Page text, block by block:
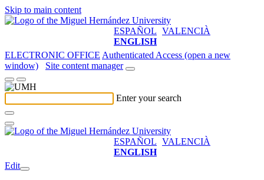
Skip to main content
ESPAÑOL VALENCIÀ
ENGLISH
ELECTRONIC OFFICE Authenticated Access (open a new
window)
Site content manager
Enter your search
ESPAÑOL VALENCIÀ
ENGLISH
Edit